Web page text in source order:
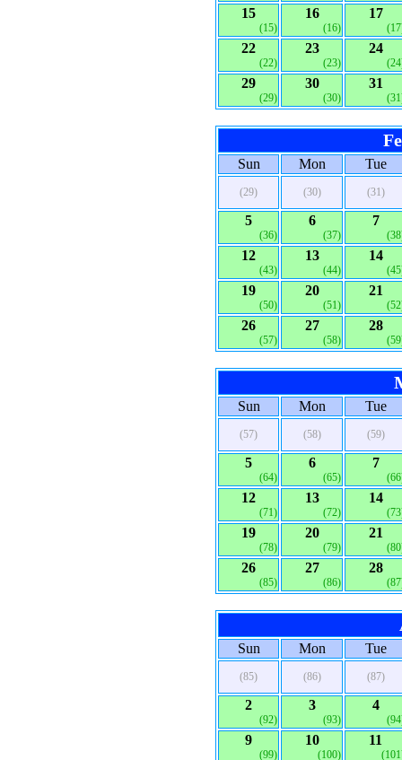
15
(15)
16
(16)
17
22
(22)
23
(23)
24
29
(29)
30
(30)
31
Sun Mon Tue
(29) (30) (31)
5
(36)
6
(37)
7
12
(43)
13
(44)
14
19
(50)
20
(51)
21
26
(57)
27
(58)
28
Sun Mon Tue
(57) (58) (59)
5
(64)
6
(65)
7
12
(71)
13
(72)
14
19
(78)
20
(79)
21
26
(85)
27
(86)
28
Sun Mon Tue
(85) (86) (87)
2
(92)
3
(93)
4
9
(99)
10
(100)
11